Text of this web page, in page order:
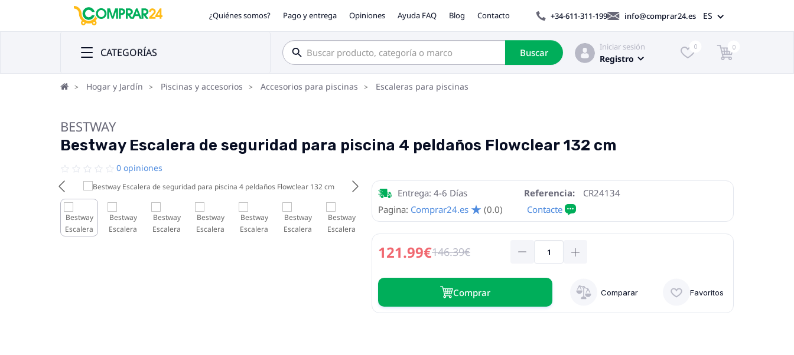
¿Quiénes somos? Pago y entrega Opiniones Ayuda FAQ Blog Contacto +34-611-311-199 info@comprar24.es ES
CATEGORÍAS Buscar
Iniciar sesión
Registro
0 0
Hogar y Jardín Piscinas y accesorios Accesorios para piscinas Escaleras para piscinas
BESTWAY
Bestway Escalera de seguridad para piscina 4 peldaños Flowclear 132 cm
0 opiniones
Entrega: 4-6 Días Referencia:
CR24134
Pagina: Comprar24.es (0.0)
121.99€146.39€
Сomprar Favoritos
Comparar